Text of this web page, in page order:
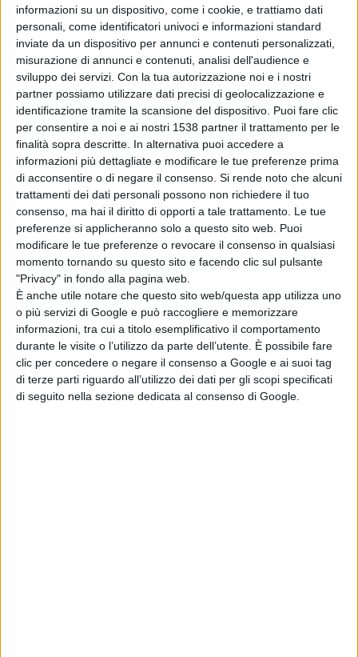
informazioni su un dispositivo, come i cookie, e trattiamo dati
personali, come identificatori univoci e informazioni standard
inviate da un dispositivo per annunci e contenuti personalizzati,
misurazione di annunci e contenuti, analisi dell'audience e
sviluppo dei servizi. Con la tua autorizzazione noi e i nostri
partner possiamo utilizzare dati precisi di geolocalizzazione e
identificazione tramite la scansione del dispositivo. Puoi fare clic
per consentire a noi e ai nostri 1538 partner il trattamento per le
finalità sopra descritte. In alternativa puoi accedere a
informazioni più dettagliate e modificare le tue preferenze prima
di acconsentire o di negare il consenso. Si rende noto che alcuni
trattamenti dei dati personali possono non richiedere il tuo
consenso, ma hai il diritto di opporti a tale trattamento. Le tue
preferenze si applicheranno solo a questo sito web. Puoi
modificare le tue preferenze o revocare il consenso in qualsiasi
momento tornando su questo sito e facendo clic sul pulsante
"Privacy" in fondo alla pagina web.
È anche utile notare che questo sito web/questa app utilizza uno
o più servizi di Google e può raccogliere e memorizzare
informazioni, tra cui a titolo esemplificativo il comportamento
durante le visite o l’utilizzo da parte dell’utente. È possibile fare
clic per concedere o negare il consenso a Google e ai suoi tag
di terze parti riguardo all’utilizzo dei dati per gli scopi specificati
di seguito nella sezione dedicata al consenso di Google.
mostra si concentra su alcuni focus che offriranno uno
sguardo dellecontraddizioni del nostro vivere
contemporaneo.
Per la sezione FINE ART, in mostra saranno proposti
scatti di unametropoli del futurocome Johannesburg
(CONCRETE JUNGLE - Alessandro Sala), del declino e
del decadimento della post-industriale Detroit
(FOUND PHOTOS IN DETROIT - Arianna Arcana e Luca
Santese), degli scontri e della violenza nelle piazze
di Atene simbolo dell’Europa in crisi(ATHENA -
Gabriele Micalizzi),dei sentimenti di isolamento e
separazione dei rifugiati(REFUGEE HOTEL - Gabriele
Stabile),del racconto del fiume Po realizzato
affondando nelle sue radici, inverno dopo inverno,
e raccontando il vuoto, l’assenza, il vasto di quel